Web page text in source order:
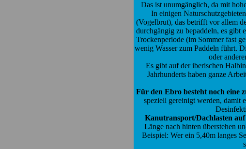
Das ist unumgänglich, da mit
In einigen
(Vogelbrut), das betrifft vor allem
durchgängig zu bepaddeln, es gibt
Trockenperiode (im Sommer fast
wenig Wasser zum Paddeln führt.
oder
Es gibt auf der iberischen
Jahrhunderts haben ganze
Für den Ebro besteht noch eine
speziell gereinigt werden, damit
Kanutransport/Dachlasten
Länge nach hinten überstehen
Beispiel: Wer ein 5,40m langes